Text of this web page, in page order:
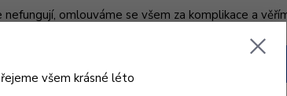
omlouváme se všem za komplikace a
všem krásné léto